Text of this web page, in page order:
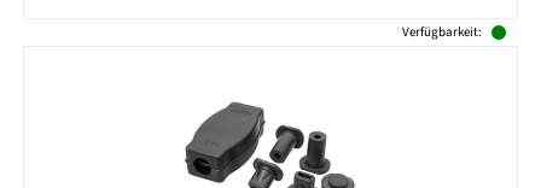
Verfügbarkeit: